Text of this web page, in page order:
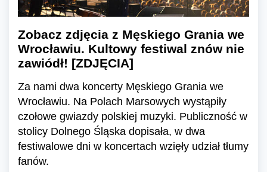
Zobacz zdjęcia z Męskiego Grania we
Wrocławiu. Kultowy festiwal znów nie
zawiódł! [ZDJĘCIA]
Za nami dwa koncerty Męskiego Grania we
Wrocławiu. Na Polach Marsowych wystąpiły
czołowe gwiazdy polskiej muzyki. Publiczność w
stolicy Dolnego Śląska dopisała, w dwa
festiwalowe dni w koncertach wzięły udział tłumy
fanów.